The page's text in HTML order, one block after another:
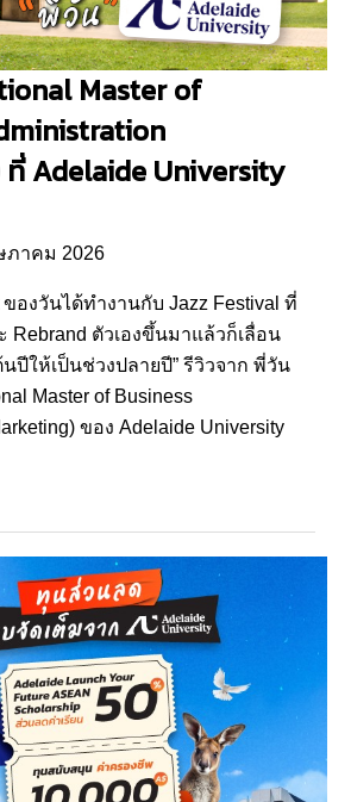
Master of
Adelaide University
ภาคม 2026
ของวันได้ทำงานกับ Jazz Festival ที่
Rebrand ตัวเองขึ้นมาแล้วก็เลื่อน
ปีให้เป็นช่วงปลายปี” รีวิวจาก พี่วัน
Master of Business
ของ Adelaide University